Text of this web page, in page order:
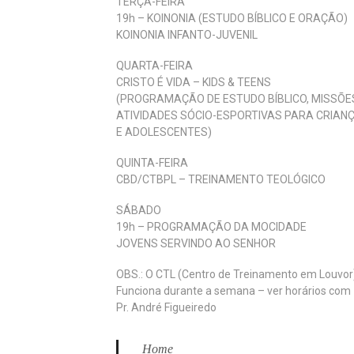
19h – KOINONIA (ESTUDO BÍBLICO E ORAÇÃO)
KOINONIA INFANTO-JUVENIL
QUARTA-FEIRA
CRISTO É VIDA – KIDS & TEENS
(PROGRAMAÇÃO DE ESTUDO BÍBLICO,
ATIVIDADES SÓCIO-ESPORTIVAS PARA
E ADOLESCENTES)
QUINTA-FEIRA
CBD/CTBPL – TREINAMENTO TEOLÓGICO
SÁBADO
19h – PROGRAMAÇÃO DA MOCIDADE
JOVENS SERVINDO AO SENHOR
OBS.: O CTL (Centro de Treinamento em
Funciona durante a semana – ver horários com
Pr. André Figueiredo
Home